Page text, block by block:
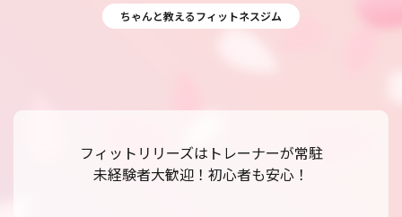
ちゃんと教えるフィットネスジム
フィットリリーズはトレーナーが常駐
未経験者大歓迎！初心者も安心！